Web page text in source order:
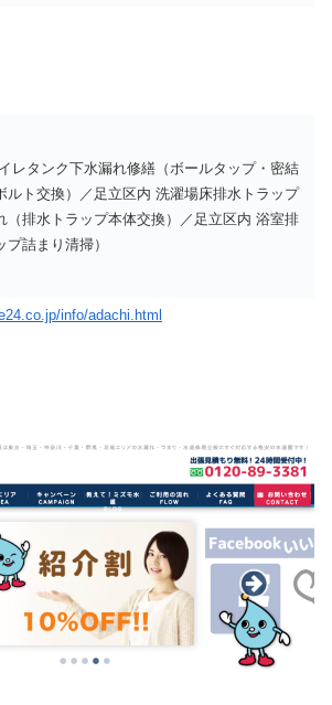
レタンク下水漏れ修繕（ボールタップ・密結
ルト交換）／足立区内 洗濯場床排水トラップ
（排水トラップ本体交換）／足立区内 浴室排
詰まり清掃）
info/adachi.html